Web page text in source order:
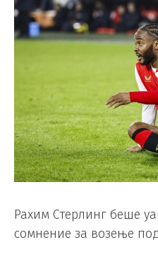
Рахим Стерлинг беше
сомнение за возење